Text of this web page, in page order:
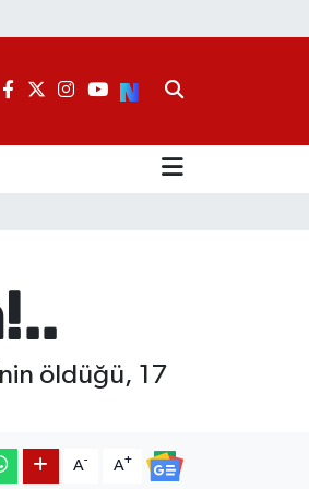
öldüğü, 17
A- A+